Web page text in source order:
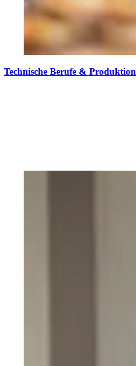
Technische Berufe & Produktion